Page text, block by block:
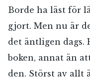
Borde ha läst för
gjort. Men nu är
det äntligen dags.
boken, annat än
den. Störst av allt